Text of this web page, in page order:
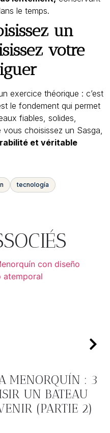
le temps.
un
votre
exercice théorique : c’est
le fondement qui permet
fiables, solides,
choisissez un Sasga,
et véritable
tecnología
MENORQUÍN : 3
UN BATEAU
(PARTIE 2)